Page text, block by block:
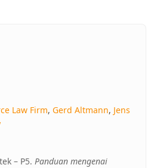
Law Firm,Gerd Altmann, Jens
– P5. Panduan mengenai